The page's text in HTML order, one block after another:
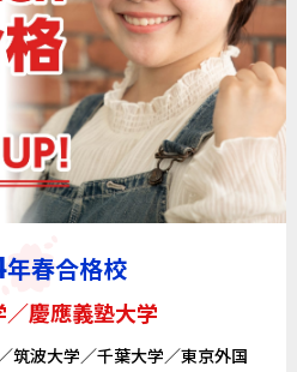
年春合格校
慶應義塾大学
筑波大学／千葉大学／東京外国